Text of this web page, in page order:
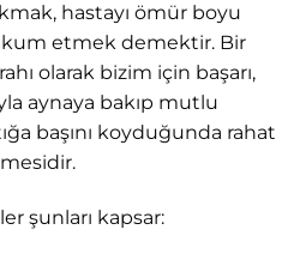
hastayı ömür boyu
etmek demektir. Bir
olarak bizim için başarı,
aynaya bakıp mutlu
başını koyduğunda rahat
şunları kapsar: